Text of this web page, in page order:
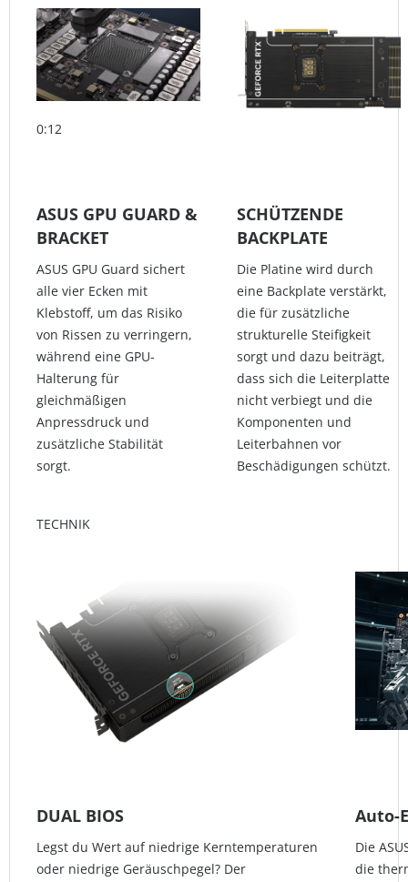
0:12
ASUS GPU GUARD &
BRACKET
ASUS GPU Guard sichert
alle vier Ecken mit
Klebstoff, um das Risiko
von Rissen zu verringern,
während eine GPU-
Halterung für
gleichmäßigen
Anpressdruck und
zusätzliche Stabilität
sorgt.
SCHÜTZENDE
BACKPLATE
Die Platine wird durch
eine Backplate verstärkt,
die für zusätzliche
strukturelle Steifigkeit
sorgt und dazu beiträgt,
dass sich die Leiterplatte
nicht verbiegt und die
Komponenten und
Leiterbahnen vor
Beschädigungen schützt.
TECHNIK
DUAL BIOS
Legst du Wert auf niedrige Kerntemperaturen
oder niedrige Geräuschpegel? Der
Auto-
Die
die